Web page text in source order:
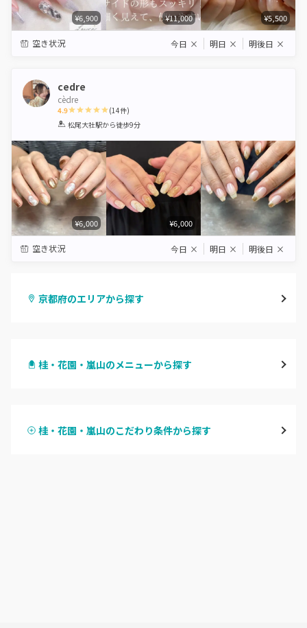
¥6,900 ¥11,000 ¥5,500
空き状況 今日 × 明日 × 明後日 ×
cedre
cèdre
4.9
1 2 3 4 5
(14件)
松尾大社駅から徒歩9分
¥6,000 ¥6,000
空き状況 今日 × 明日 × 明後日 ×
京都府のエリアから探す
四条河原町・河原町三条
桂・花園・嵐山のメニューから探す
ハンドスカルプ
桂・花園・嵐山のこだわり条件から探す